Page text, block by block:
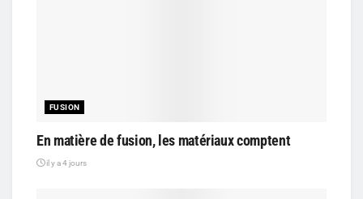
FUSION
En matière de fusion, les matériaux comptent
il y a 4 jours